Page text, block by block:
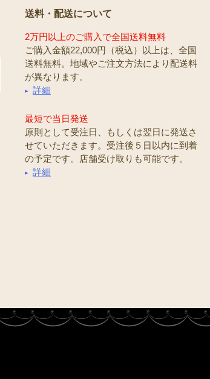
送料・配送について
2万円以上のご購入で全国送料無料
ご購入金額22,000円（税込）以上は、全国
送料無料。地域やご注文方法により配送料
が異なります。
詳細
最短で当日発送
原則として受注日、もしくは翌日に発送さ
せていただきます。受注後５日以内に到着
の予定です。店舗受け取りも可能です。
詳細